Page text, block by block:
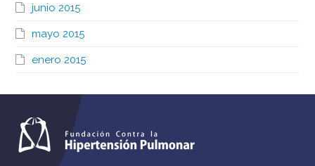
junio 2015
mayo 2015
enero 2015